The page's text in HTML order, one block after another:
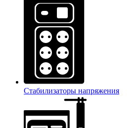
Стабилизаторы напряжения